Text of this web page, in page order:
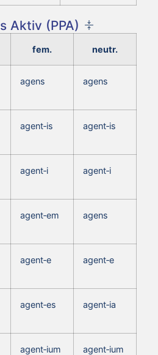
Aktiv (PPA)
fem. neutr.
agens agens
agent‑is agent‑is
agent‑i agent‑i
agent‑em agens
agent‑e agent‑e
agent‑es agent‑ia
agent‑ium agent‑ium